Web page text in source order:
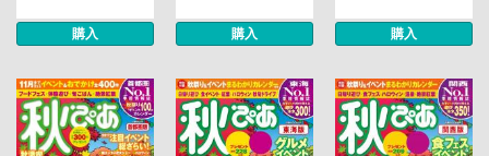
購入 購入 購入